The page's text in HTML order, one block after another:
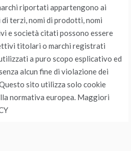
riportati appartengono ai
terzi, nomi di prodotti, nomi
e società citati possono essere
titolari o marchi registrati
a puro scopo esplicativo ed
alcun fine di violazione dei
sito utilizza solo cookie
normativa europea. Maggiori